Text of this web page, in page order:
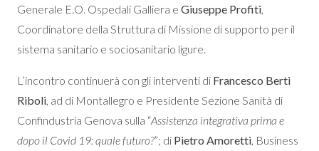
Generale E.O. Ospedali Galliera e Giuseppe Profiti,
Coordinatore della Struttura di Missione di supporto per il
sistema sanitario e sociosanitario ligure.
L’incontro continuerà con gli interventi di Francesco Berti
Riboli, ad di Montallegro e Presidente Sezione Sanità di
Confindustria Genova sulla “Assistenza integrativa prima e
dopo il Covid 19: quale futuro?”; di Pietro Amoretti, Business